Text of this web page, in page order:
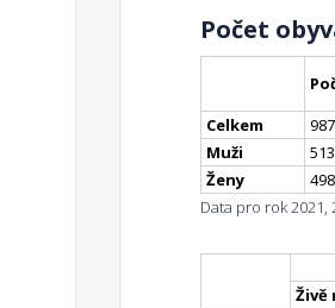
Počet
Celkem
987
Muži
513
Ženy
498
Data pro rok
Živě